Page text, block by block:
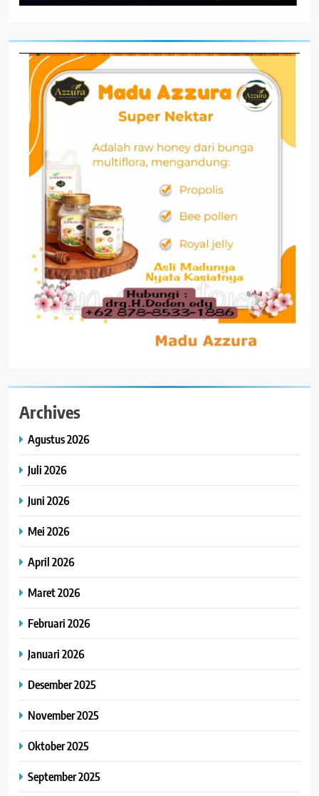
Archives
Agustus 2026
Juli 2026
Juni 2026
Mei 2026
April 2026
Maret 2026
Februari 2026
Januari 2026
Desember 2025
November 2025
Oktober 2025
September 2025